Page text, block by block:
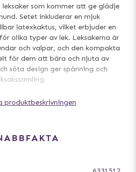
som kommer att ge glädje
Setet inkluderar en mjuk
latexkaktus, vilket erbjuder en
olika typer av lek. Leksakerna är
och valpar, och den kompakta
för dem att bära och njuta av
söta design ger spänning och
så att du enkelt kan leka ute med
1x Plysch & 1x Latex
produktbeskrivningen